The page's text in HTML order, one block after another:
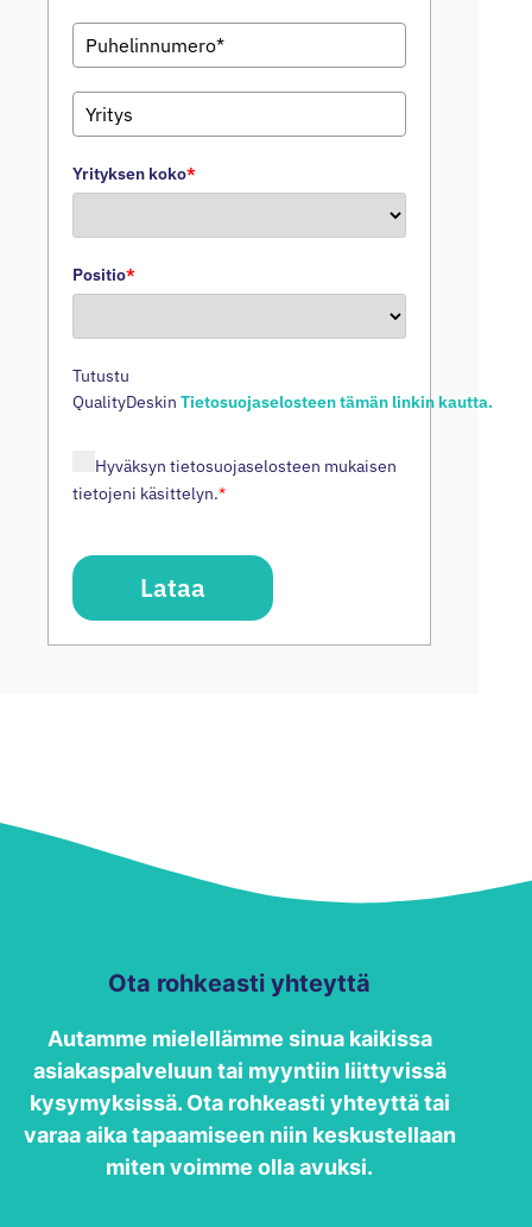
Yrityksen koko*
Positio*
Tutustu
QualityDeskinTietosuojaselosteen tämän linkin kautta.
Hyväksyn tietosuojaselosteen mukaisen
tietojeni käsittelyn.*
Lataa
Ota rohkeasti yhteyttä
Autamme mielellämme sinua kaikissa
asiakaspalveluun tai myyntiin liittyvissä
kysymyksissä. Ota rohkeasti yhteyttä tai
varaa aika tapaamiseen niin keskustellaan
miten voimme olla avuksi.